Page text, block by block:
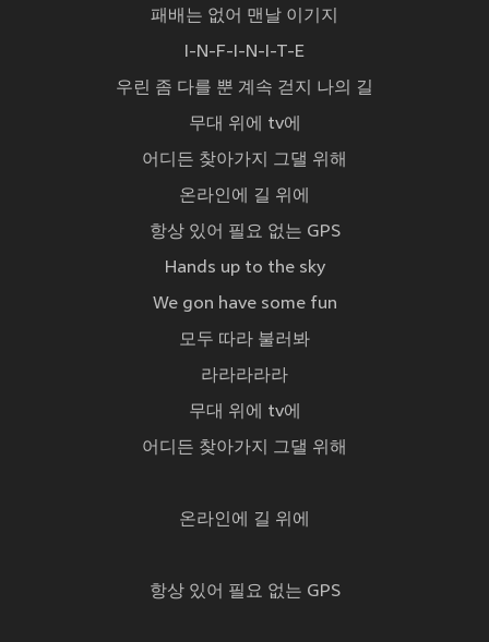
패배는 없어 맨날 이기지
I-N-F-I-N-I-T-E
우린 좀 다를 뿐 계속 걷지 나의 길
무대 위에 tv에
어디든 찾아가지 그댈 위해
온라인에 길 위에
항상 있어 필요 없는 GPS
Hands up to the sky
We gon have some fun
모두 따라 불러봐
라라라라라
무대 위에 tv에
어디든 찾아가지 그댈 위해
온라인에 길 위에
항상 있어 필요 없는 GPS